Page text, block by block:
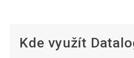
Kde využít